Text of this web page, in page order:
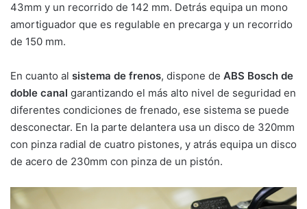
43mm y un recorrido de 142 mm. Detrás equipa un mono
amortiguador que es regulable en precarga y un recorrido
de 150 mm.
En cuanto al sistema de frenos, dispone de ABS Bosch de
doble canal garantizando el más alto nivel de seguridad en
diferentes condiciones de frenado, ese sistema se puede
desconectar. En la parte delantera usa un disco de 320mm
con pinza radial de cuatro pistones, y atrás equipa un disco
de acero de 230mm con pinza de un pistón.